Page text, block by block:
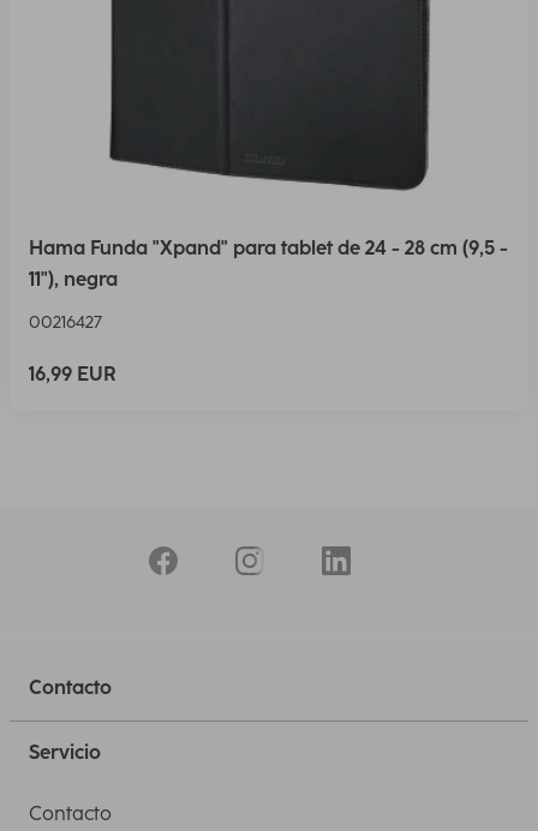
Hama Funda "Xpand" para tablet de 24 - 28 cm (9,5 -
11"), negra
00216427
16,99 EUR
Contacto
Servicio
Contacto